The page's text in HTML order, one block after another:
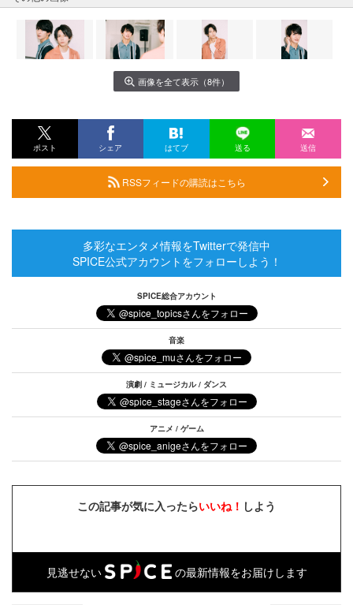
画像を全て表示（8件）
ポスト シェア はてブ 送る 送信
RSSフィードの購読はこちら
多彩なエンタメ情報をTwitterで発信中
SPICE公式アカウントをフォローしよう！
SPICE総合アカウント
音楽
演劇 / ミュージカル / ダンス
アニメ / ゲーム
この記事が気に入ったらいいね！ しよう
見逃せない の最新情報をお届けします